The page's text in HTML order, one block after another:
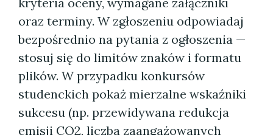
oraz terminy. W zgłoszeniu odpowiadaj
bezpośrednio na pytania z ogłoszenia —
stosuj się do limitów znaków i formatu
plików. W przypadku konkursów
studenckich pokaż mierzalne wskaźniki
sukcesu (np. przewidywana redukcja
emisji CO2, liczba zaangażowanych